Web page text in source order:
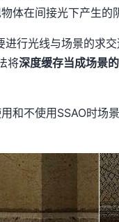
体在间接光下产生的
进行光线与场景的求
将深度缓存当成场景
和不使用SSAO时场